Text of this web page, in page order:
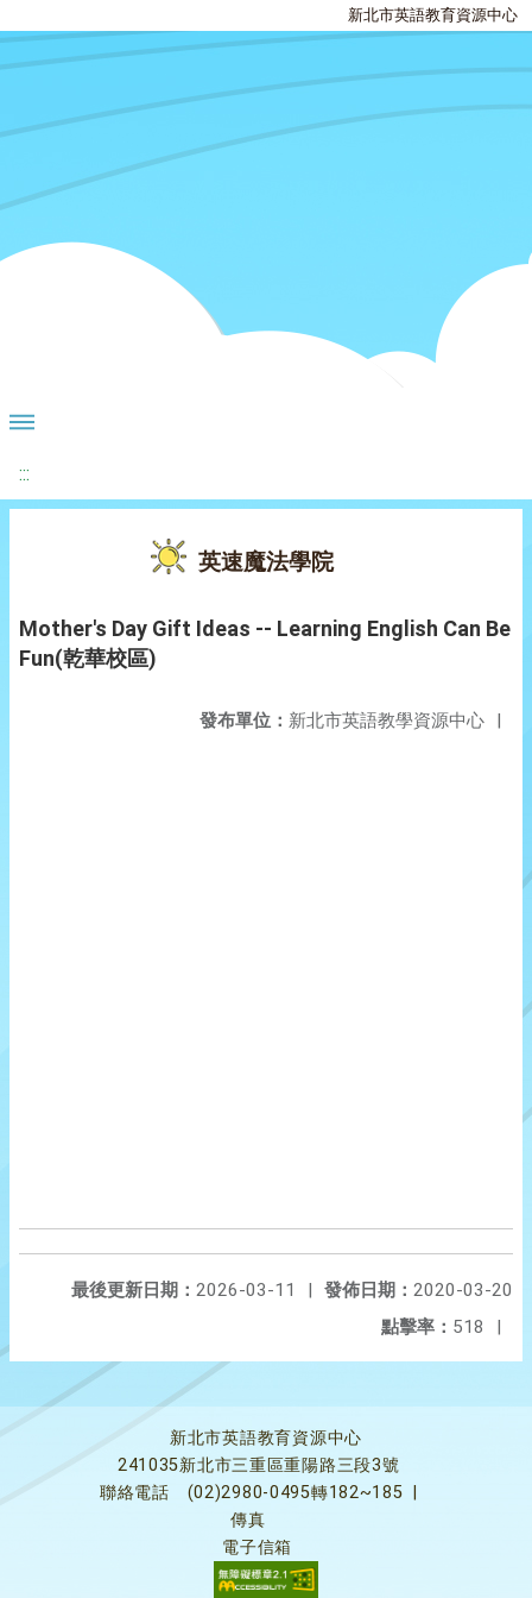
新北市英語教育資源中心
:::
英速魔法學院
Mother's Day Gift Ideas -- Learning English Can Be
Fun(乾華校區)
發布單位： 新北市英語教學資源中心 |
發佈日期： 2020-03-20
最後更新日期： 2026-03-11
|
點擊率： 518 |
新北市英語教育資源中心
241035新北市三重區重陽路三段3號
聯絡電話
(02)2980-0495轉182~185
傳真
電子信箱